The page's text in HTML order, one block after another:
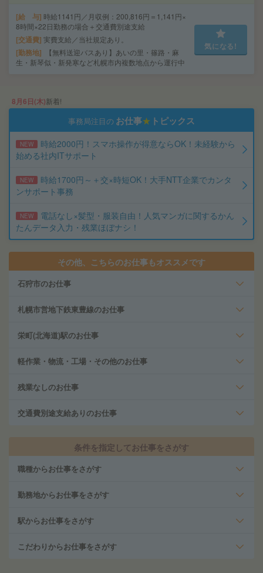
給 与 時給1141円／月収例：200,816円＝1,141円×
8時間×22日勤務の場合＋交通費別途支給
交通費 実費支給／当社規定あり。
勤務地
【無料送迎バスあり】あいの里・篠路・麻
生・新琴似・新発寒など札幌市内複数地点から運行中
気になる!
8月6日(木)新着!
事務局注目の お仕事★ トピックス
NEW
時給2000円！スマホ操作が得意ならOK！未経験から
始める社内ITサポート
NEW
時給1700円～＋交×時短OK！大手NTT企業でカンタ
ンサポート事務
NEW
電話なし×髪型・服装自由！人気マンガに関するかん
たんデータ入力・残業ほぼナシ！
その他、こちらのお仕事もオススメです
石狩市のお仕事
札幌市営地下鉄東豊線のお仕事
栄町(北海道)駅のお仕事
軽作業・物流・工場・その他のお仕事
残業なしのお仕事
交通費別途支給ありのお仕事
条件を指定してお仕事をさがす
職種からお仕事をさがす
勤務地からお仕事をさがす
駅からお仕事をさがす
こだわりからお仕事をさがす